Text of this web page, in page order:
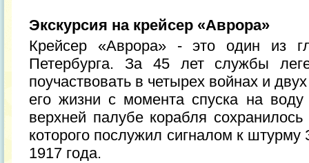
Экскурсия на крейсер «Аврора»
Крейсер «Аврора» - это один из
Петербурга. За 45 лет службы
поучаствовать в четырех войнах и
его жизни с момента спуска на
верхней палубе корабля
которого послужил сигналом к
1917 года.